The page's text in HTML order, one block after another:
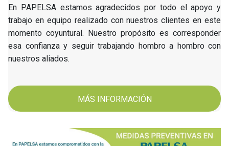
En PAPELSA estamos agradecidos por todo el apoyo y
trabajo en equipo realizado con nuestros clientes en este
momento coyuntural. Nuestro propósito es corresponder
esa confianza y seguir trabajando hombro a hombro con
nuestros aliados.
MÁS INFORMACIÓN